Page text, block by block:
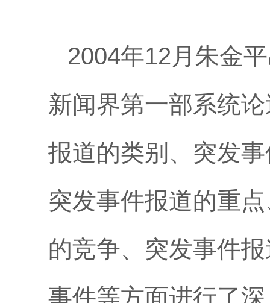
2004年12月朱金
新闻界第一部系统
报道的类别、突发
突发事件报道的重
的竞争、突发事件
事件等方面进行了